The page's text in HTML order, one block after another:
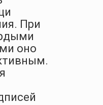
При
оно